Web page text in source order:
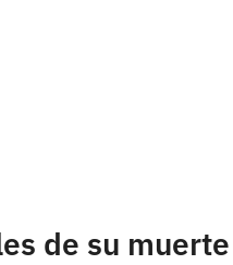
de su muerte